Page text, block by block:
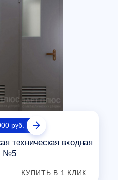
руб.
техническая входная
№5
КУПИТЬ В 1 КЛИК